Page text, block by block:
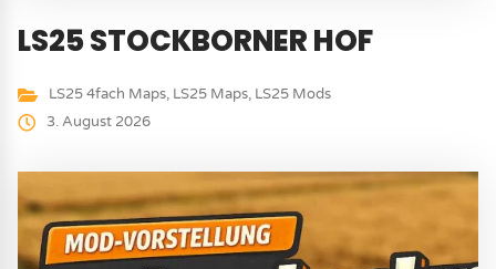
LS25 STOCKBORNER HOF
LS25 4fach Maps, LS25 Maps, LS25 Mods
3. August 2026